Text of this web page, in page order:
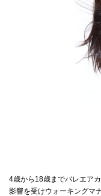
4歳から18歳までバレエア
影響を受けウォーキングマ